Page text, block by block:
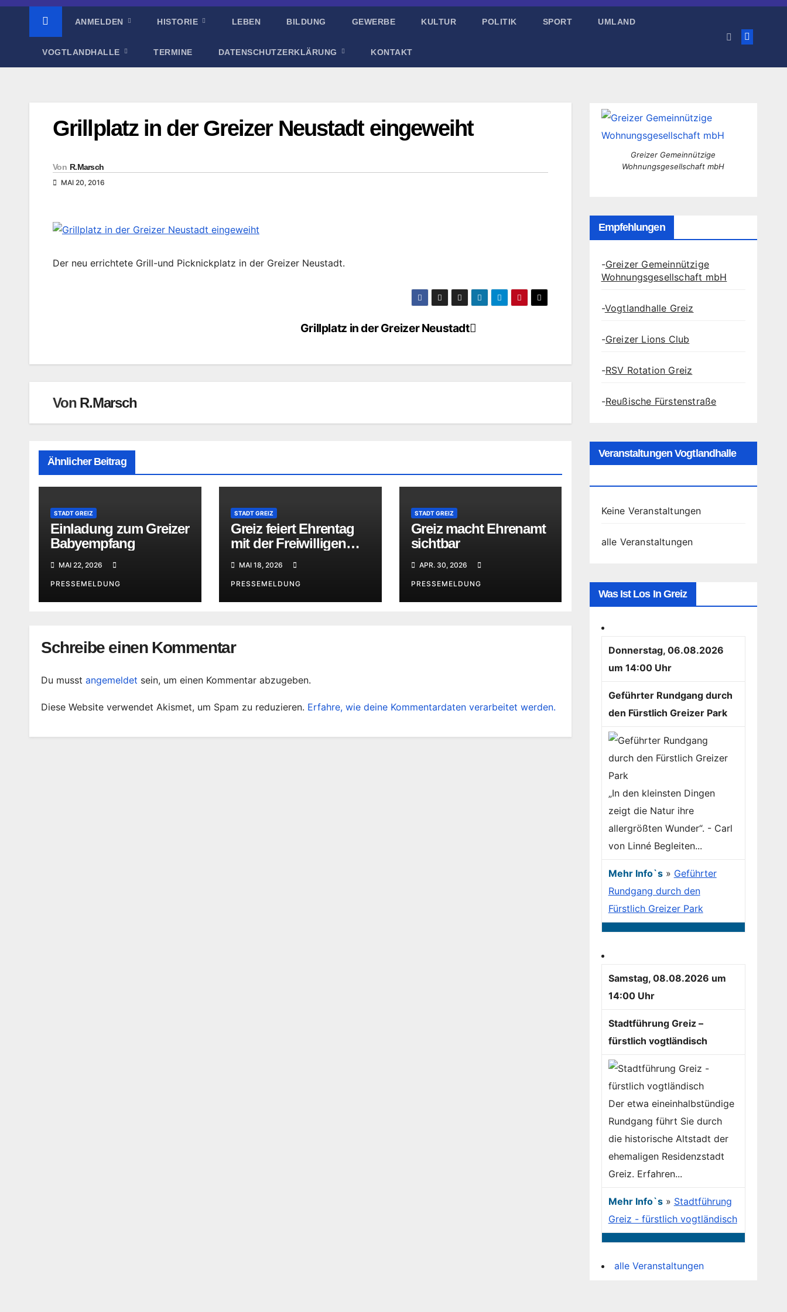
ANMELDEN HISTORIE LEBEN BILDUNG GEWERBE KULTUR POLITIK SPORT UMLAND
VOGTLANDHALLE TERMINE DATENSCHUTZERKLÄRUNG KONTAKT
Grillplatz in der Greizer Neustadt eingeweiht
Von R.Marsch
MAI 20, 2016
Der neu errichtete Grill-und Picknickplatz in der Greizer Neustadt.
Grillplatz in der Greizer Neustadt
Von R.Marsch
Ähnlicher Beitrag
STADT GREIZ
Einladung zum Greizer
Babyempfang
MAI 22, 2026
PRESSEMELDUNG
STADT GREIZ
Greiz feiert Ehrentag
mit der Freiwilligen
MAI 18, 2026
PRESSEMELDUNG
STADT GREIZ
Greiz macht Ehrenamt
sichtbar
APR. 30, 2026
PRESSEMELDUNG
Schreibe einen Kommentar
Du musst angemeldet sein, um einen Kommentar abzugeben.
Diese Website verwendet Akismet, um Spam zu reduzieren. Erfahre, wie deine Kommentardaten verarbeitet werden.
Greizer Gemeinnützige
Wohnungsgesellschaft mbH
Empfehlungen
-Greizer Gemeinnützige
Wohnungsgesellschaft mbH
-Vogtlandhalle Greiz
-Greizer Lions Club
-RSV Rotation Greiz
-Reußische Fürstenstraße
Veranstaltungen Vogtlandhalle
Keine Veranstaltungen
alle Veranstaltungen
Was Ist Los In Greiz
Donnerstag, 06.08.2026
um 14:00 Uhr
Geführter Rundgang durch
den Fürstlich Greizer Park
„In den kleinsten Dingen
zeigt die Natur ihre
allergrößten Wunder“. - Carl
von Linné Begleiten...
Mehr Info`s» Geführter
Rundgang durch den
Fürstlich Greizer Park
Samstag, 08.08.2026 um
14:00 Uhr
Stadtführung Greiz –
fürstlich vogtländisch
Der etwa eineinhalbstündige
Rundgang führt Sie durch
die historische Altstadt der
ehemaligen Residenzstadt
Greiz. Erfahren...
Mehr Info`s» Stadtführung
Greiz - fürstlich vogtländisch
alle Veranstaltungen